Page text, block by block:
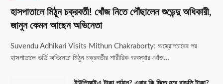
হাসপাতালে মিঠুন চক্রবর্তী! খোঁজ নিতে পৌঁছালেন শুভেন্দু অধিকারী,
জানুন কেমন আছেন অভিনেতা
Suvendu Adhikari Visits Mithun Chakraborty: অস্ত্রোপচারের পর
হাসপাতালে ভর্তি অভিনেতা মিঠুন চক্রবর্তীর শারীরিক অবস্থার খোঁজ…